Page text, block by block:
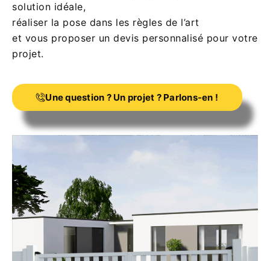
solution idéale,
réaliser la pose dans les règles de l’art
et vous proposer un devis personnalisé pour votre
projet.
Une question ? Un projet ? Parlons-en !